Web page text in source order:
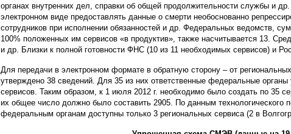
органах внутренних дел, справки об общей продолжительности службы и
электронном виде предоставлять данные о смерти необоснованно
сотрудников при исполнении обязанностей и др. Федеральных ведомств,
100% положенных им сервисов «в продуктив», также насчитывается 13.
и др. Близки к полной готовности ФНС (10 из 11 необходимых сервисов) и
Для передачи в электронном формате в обратную сторону – от
утверждено 38 сведений. Для 35 из них ответственные федеральные
сервисов. Таким образом, к 1 июля 2012 г. необходимо было создать по 35
их общее число должно было составить 2905. По данным технологического
федеральным органам доступны только 3 региональных сервиса (2 в